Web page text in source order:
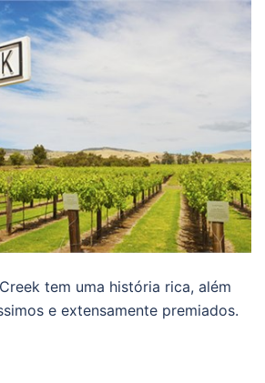
tem uma história rica, além
e extensamente premiados.